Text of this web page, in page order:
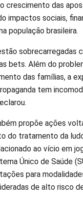
crescimento das
impactos sociais,
população brasileira.
sobrecarregadas
bets. Além do
das famílias, a
tem
propõe ações
do tratamento da
ao vício em
Único de Saúde
para
de alto risco